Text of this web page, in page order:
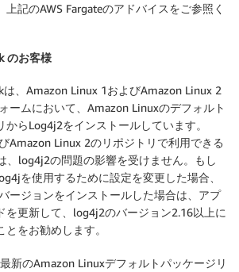
記のAWS Fargateのアドバイスをご参照く
のお客様
は、Amazon Linux 1およびAmazon Linux 2
ームにおいて、Amazon Linuxのデフォルト
らLog4j2をインストールしています。
Amazon Linux 2のリポジトリで利用できる
、log4j2の問題の影響を受けません。もし
を使用するために設定を変更した場合、
ージョンをインストールした場合は、アプ
を更新して、log4j2のバージョン2.16以上に
をお勧めします。
新のAmazon Linuxデフォルトパッケージリ